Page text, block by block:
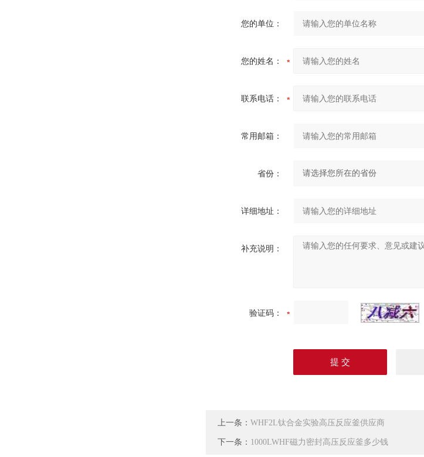
您的单位：
您的姓名：
联系电话：
常用邮箱：
省份：
详细地址：
补充说明：
验证码：
上一条：WHF2L钛合金实验高压反应釜供应商
下一条： 1000LWHF磁力密封高压反应釜多少钱